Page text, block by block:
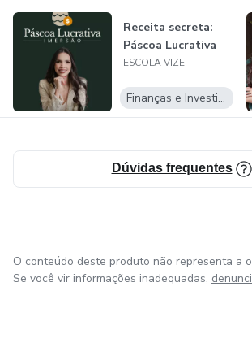
Se seu objetivo é crescer você precisa
Receita secreta:
Páscoa Lucrativa
ESCOLA VIZE
Finanças e Investimentos
Dúvidas frequentes
O conteúdo deste produto não representa a
Se você vir informações inadequadas,